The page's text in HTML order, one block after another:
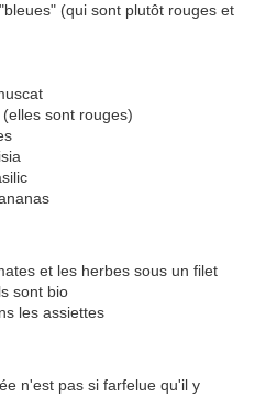
(qui sont plutôt rouges et
sont rouges)
et les herbes sous un filet
sont bio
les assiettes
n'est pas si farfelue qu'il y